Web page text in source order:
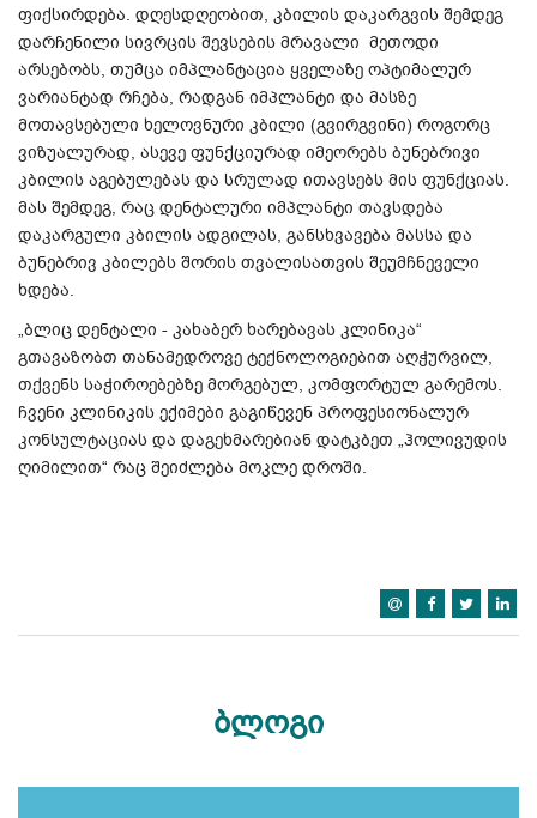
ფიქსირდება. დღესდღეობით, კბილის დაკარგვის შემდეგ
დარჩენილი სივრცის შევსების მრავალი მეთოდი
არსებობს, თუმცა იმპლანტაცია ყველაზე ოპტიმალურ
ვარიანტად რჩება, რადგან იმპლანტი და მასზე
მოთავსებული ხელოვნური კბილი (გვირგვინი) როგორც
ვიზუალურად, ასევე ფუნქციურად იმეორებს ბუნებრივი
კბილის აგებულებას და სრულად ითავსებს მის ფუნქციას.
მას შემდეგ, რაც დენტალური იმპლანტი თავსდება
დაკარგული კბილის ადგილას, განსხვავება მასსა და
ბუნებრივ კბილებს შორის თვალისათვის შეუმჩნეველი
ხდება.
„ბლიც დენტალი - კახაბერ ხარებავას კლინიკა“
გთავაზობთ თანამედროვე ტექნოლოგიებით აღჭურვილ,
თქვენს საჭიროებებზე მორგებულ, კომფორტულ გარემოს.
ჩვენი კლინიკის ექიმები გაგიწევენ პროფესიონალურ
კონსულტაციას და დაგეხმარებიან დატკბეთ „ჰოლივუდის
ღიმილით“ რაც შეიძლება მოკლე დროში.
ბლოგი